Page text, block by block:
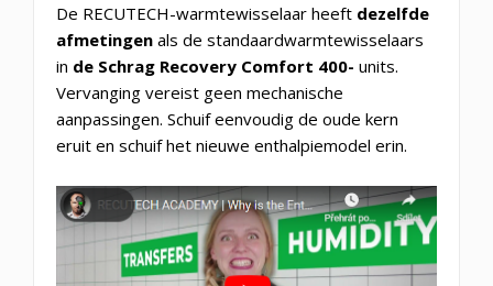
De RECUTECH-warmtewisselaar heeft dezelfde
afmetingen als de standaardwarmtewisselaars
in de Schrag Recovery Comfort 400- units.
Vervanging vereist geen mechanische
aanpassingen. Schuif eenvoudig de oude kern
eruit en schuif het nieuwe enthalpiemodel erin.